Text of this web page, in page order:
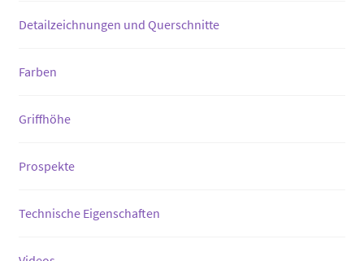
Detailzeichnungen und Querschnitte
Farben
Griffhöhe
Prospekte
Technische Eigenschaften